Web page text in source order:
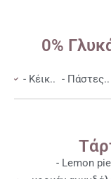
0%
- Κέικ.. -
- Lemon